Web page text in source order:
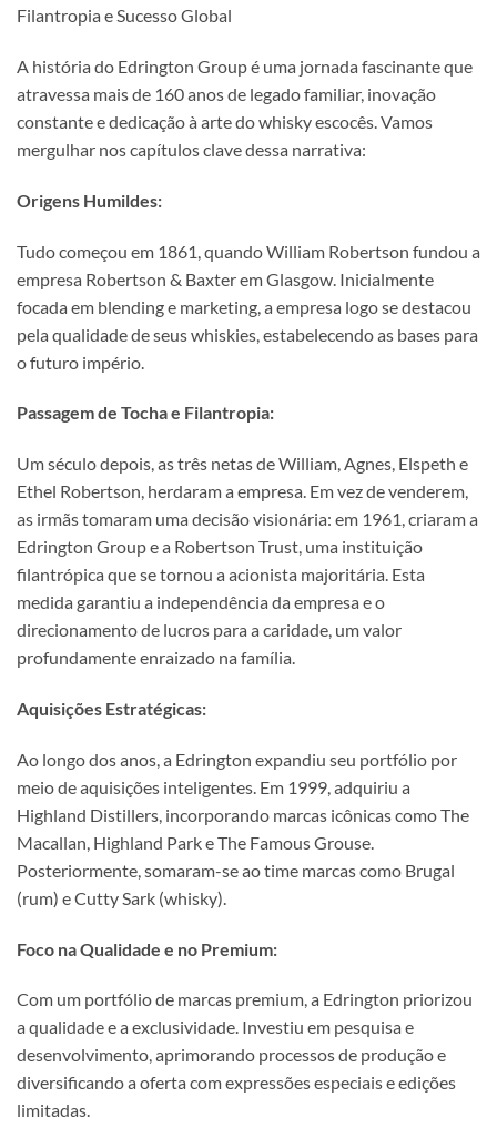
Filantropia e Sucesso Global
A história do Edrington Group é uma jornada fascinante que
atravessa mais de 160 anos de legado familiar, inovação
constante e dedicação à arte do whisky escocês. Vamos
mergulhar nos capítulos clave dessa narrativa:
Origens Humildes:
Tudo começou em 1861, quando William Robertson fundou a
empresa Robertson & Baxter em Glasgow. Inicialmente
focada em blending e marketing, a empresa logo se destacou
pela qualidade de seus whiskies, estabelecendo as bases para
o futuro império.
Passagem de Tocha e Filantropia:
Um século depois, as três netas de William, Agnes, Elspeth e
Ethel Robertson, herdaram a empresa. Em vez de venderem,
as irmãs tomaram uma decisão visionária: em 1961, criaram a
Edrington Group e a Robertson Trust, uma instituição
filantrópica que se tornou a acionista majoritária. Esta
medida garantiu a independência da empresa e o
direcionamento de lucros para a caridade, um valor
profundamente enraizado na família.
Aquisições Estratégicas:
Ao longo dos anos, a Edrington expandiu seu portfólio por
meio de aquisições inteligentes. Em 1999, adquiriu a
Highland Distillers, incorporando marcas icônicas como The
Macallan, Highland Park e The Famous Grouse.
Posteriormente, somaram-se ao time marcas como Brugal
(rum) e Cutty Sark (whisky).
Foco na Qualidade e no Premium:
Com um portfólio de marcas premium, a Edrington priorizou
a qualidade e a exclusividade. Investiu em pesquisa e
desenvolvimento, aprimorando processos de produção e
diversificando a oferta com expressões especiais e edições
limitadas.